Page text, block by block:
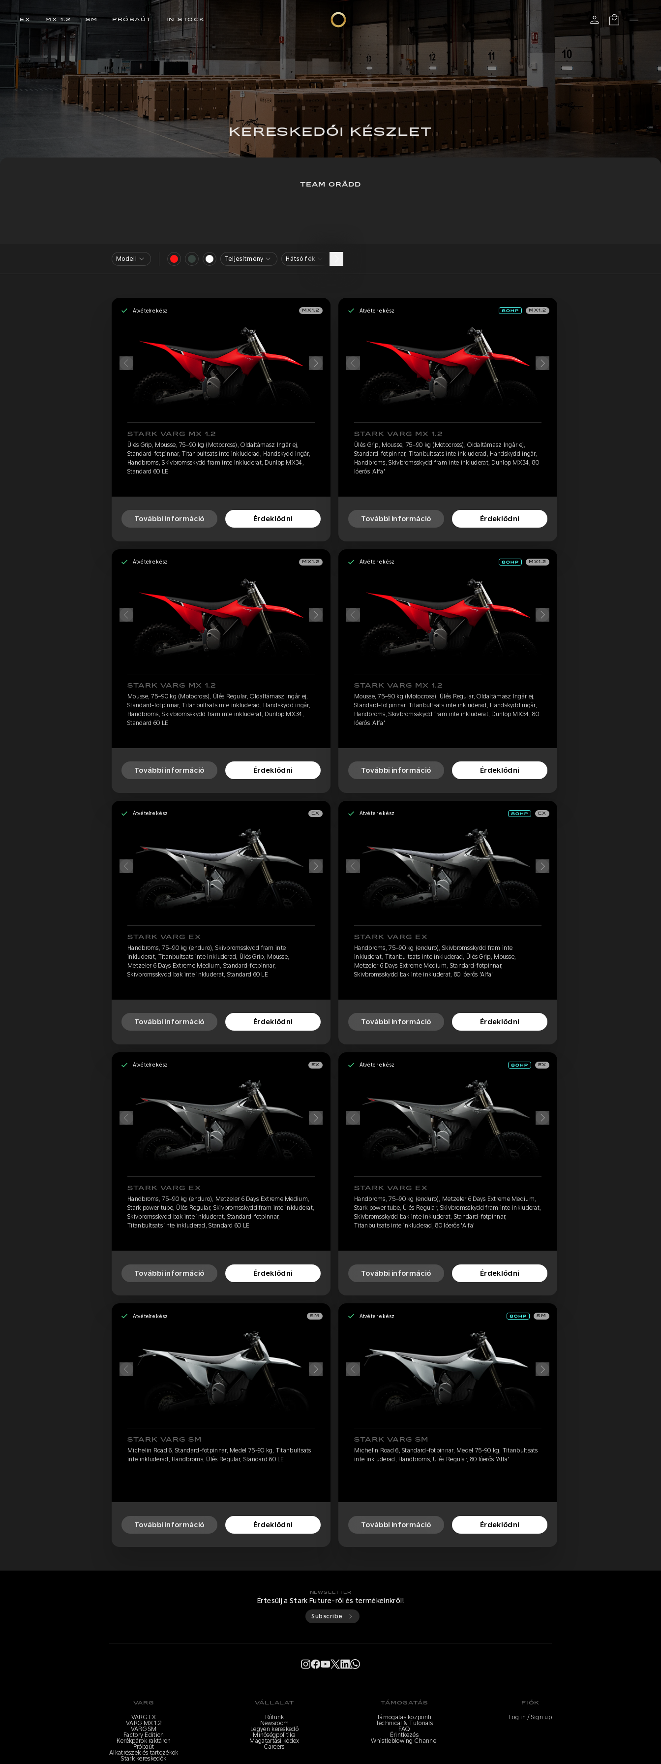
EX MX 1.2 SM PRÓBAÚT IN STOCK
KERESKEDŐI KÉSZLET
TEAM ORÄDD
Modell Teljesítmény Hátsó fék
Átvételre kész MX1.2
STARK VARG MX 1.2
Ülés Grip, Mousse, 75–90 kg (Motocross), Oldaltámasz Ingår ej,
Standard-fotpinnar, Titanbultsats inte inkluderad, Handskydd ingår,
Handbroms, Skivbromsskydd fram inte inkluderat, Dunlop MX34,
Standard 60 LE
További információ Érdeklődni
Átvételre kész MX1.2
STARK VARG MX 1.2
Ülés Grip, Mousse, 75–90 kg (Motocross), Oldaltámasz Ingår ej,
Standard-fotpinnar, Titanbultsats inte inkluderad, Handskydd ingår,
Handbroms, Skivbromsskydd fram inte inkluderat, Dunlop MX34, 80
lóerős 'Alfa'
További információ Érdeklődni
Átvételre kész MX1.2
STARK VARG MX 1.2
Mousse, 75–90 kg (Motocross), Ülés Regular, Oldaltámasz Ingår ej,
Standard-fotpinnar, Titanbultsats inte inkluderad, Handskydd ingår,
Handbroms, Skivbromsskydd fram inte inkluderat, Dunlop MX34,
Standard 60 LE
További információ Érdeklődni
Átvételre kész MX1.2
STARK VARG MX 1.2
Mousse, 75–90 kg (Motocross), Ülés Regular, Oldaltámasz Ingår ej,
Standard-fotpinnar, Titanbultsats inte inkluderad, Handskydd ingår,
Handbroms, Skivbromsskydd fram inte inkluderat, Dunlop MX34, 80
lóerős 'Alfa'
További információ Érdeklődni
Átvételre kész EX
STARK VARG EX
Handbroms, 75–90 kg (enduro), Skivbromsskydd fram inte
inkluderat, Titanbultsats inte inkluderad, Ülés Grip, Mousse,
Metzeler 6 Days Extreme Medium, Standard-fotpinnar,
Skivbromsskydd bak inte inkluderat, Standard 60 LE
További információ Érdeklődni
Átvételre kész EX
STARK VARG EX
Handbroms, 75–90 kg (enduro), Skivbromsskydd fram inte
inkluderat, Titanbultsats inte inkluderad, Ülés Grip, Mousse,
Metzeler 6 Days Extreme Medium, Standard-fotpinnar,
Skivbromsskydd bak inte inkluderat, 80 lóerős 'Alfa'
További információ Érdeklődni
Átvételre kész EX
STARK VARG EX
Handbroms, 75–90 kg (enduro), Metzeler 6 Days Extreme Medium,
Stark power tube, Ülés Regular, Skivbromsskydd fram inte inkluderat,
Skivbromsskydd bak inte inkluderat, Standard-fotpinnar,
Titanbultsats inte inkluderad, Standard 60 LE
További információ Érdeklődni
Átvételre kész EX
STARK VARG EX
Handbroms, 75–90 kg (enduro), Metzeler 6 Days Extreme Medium,
Stark power tube, Ülés Regular, Skivbromsskydd fram inte inkluderat,
Skivbromsskydd bak inte inkluderat, Standard-fotpinnar,
Titanbultsats inte inkluderad, 80 lóerős 'Alfa'
További információ Érdeklődni
Átvételre kész SM
STARK VARG SM
Michelin Road 6, Standard-fotpinnar, Medel 75-90 kg, Titanbultsats
inte inkluderad, Handbroms, Ülés Regular, Standard 60 LE
További információ Érdeklődni
Átvételre kész SM
STARK VARG SM
Michelin Road 6, Standard-fotpinnar, Medel 75-90 kg, Titanbultsats
inte inkluderad, Handbroms, Ülés Regular, 80 lóerős 'Alfa'
További információ Érdeklődni
NEWSLETTER
Értesülj a Stark Future-ről és termékeinkről!
Subscribe
VARG
VARG EX
VARG MX 1.2
VARG SM
Factory Edition
Kerékpárok raktáron
Próbaút
Alkatrészek és tartozékok
Stark kereskedők
VÁLLALAT
Rólunk
Newsroom
Legyen kereskedő
Minőségpolitika
Magatartási kódex
Careers
TÁMOGATÁS
Támogatás központi
Technical & Tutorials
FAQ
Érintkezés
Whistleblowing Channel
FIÓK
Log in / Sign up